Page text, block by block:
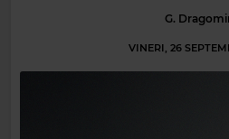
G.
VINERI, 26